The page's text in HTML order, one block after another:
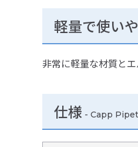
軽量で使い
非常に軽量な材質と
仕様 - Capp